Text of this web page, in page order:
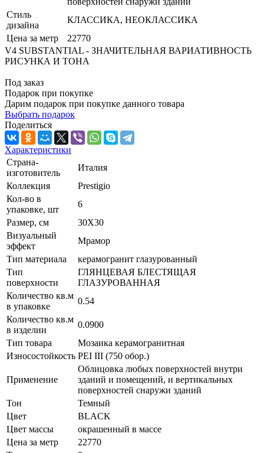
Стиль
дизайна
КЛАССИКА, НЕОКЛАССИКА
Цена за метр
22770
V4 SUBSTANTIAL - ЗНАЧИТЕЛЬНАЯ ВАРИАТИВНОСТЬ
РИСУНКА И ТОНА
Под заказ
Подарок при покупке
Дарим подарок при покупке данного товара
Выбрать подарок
Поделиться
Характеристики
Страна-
изготовитель
Италия
Коллекция
Prestigio
Кол-во в
упаковке, шт
6
Размер, см
30X30
Визуальный
эффект
Мрамор
Тип материала
керамогранит глазурованный
Тип
поверхности
ГЛЯНЦЕВАЯ БЛЕСТЯЩАЯ
ГЛАЗУРОВАННАЯ
Количество кв.м
в упаковке
0.54
Количество кв.м
в изделии
0.0900
Тип товара
Мозаика керамогранитная
Износостойкость PEI III (750 обор.)
Применение
Облицовка любых поверхностей внутри
зданий и помещений, и вертикальных
поверхностей снаружи зданий
Тон
Темный
Цвет
BLACK
Цвет массы
окрашенный в массе
Цена за метр
22770